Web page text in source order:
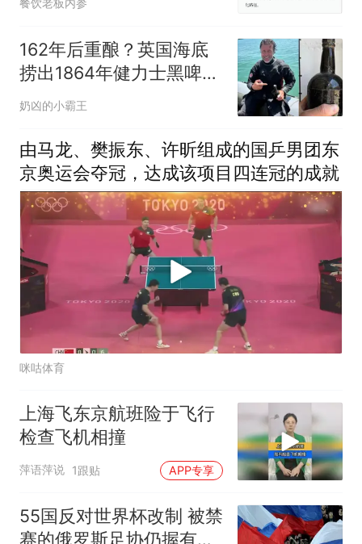
餐饮老板内参
162年后重酿？英国海底
捞出1864年健力士黑啤，
科学家用DNA复原古老配
奶凶的小霸王
由马龙、樊振东、许昕组成的国乒男团东
京奥运会夺冠，达成该项目四连冠的成就
咪咕体育
上海飞东京航班险于飞行
检查飞机相撞
萍语萍说 1跟贴 APP专享
55国反对世界杯改制 被禁
赛的俄罗斯足协仍握有关